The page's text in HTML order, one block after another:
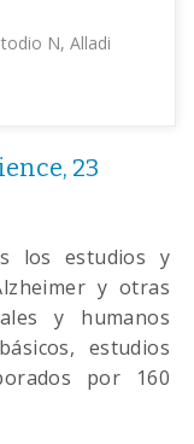
N, Alladi
23
los estudios y
y otras
y humanos
estudios
por 160